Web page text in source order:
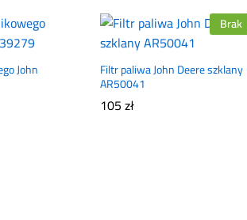
John
Brak
Filtr paliwa John Deere szklany
AR50041
105zł